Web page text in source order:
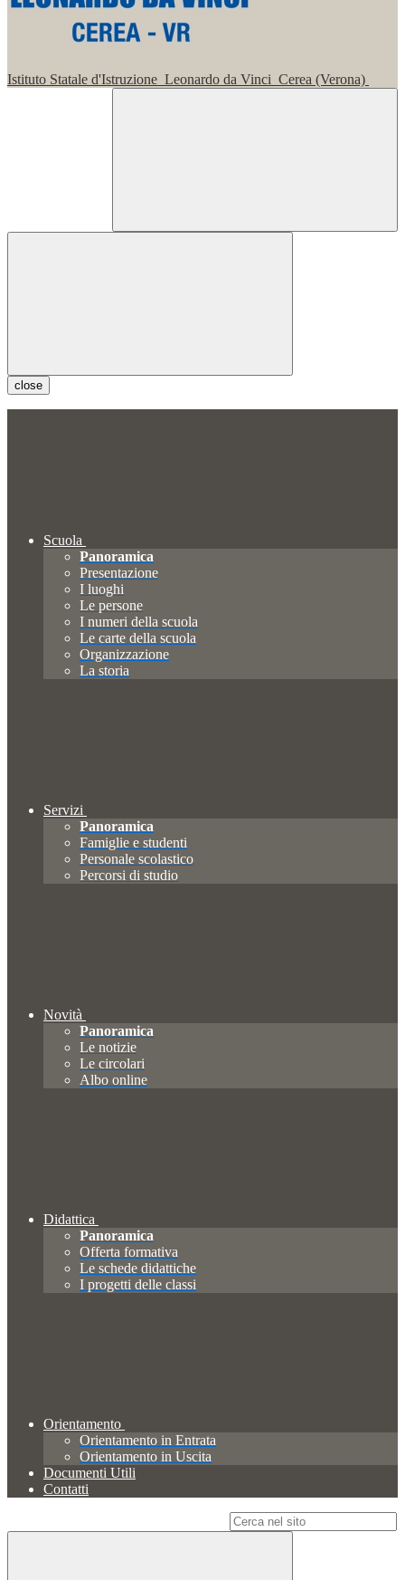
Istituto Statale d'Istruzione Leonardo da Vinci Cerea (Verona)
close
Scuola
Panoramica
Presentazione
I luoghi
Le persone
I numeri della scuola
Le carte della scuola
Organizzazione
La storia
Servizi
Panoramica
Famiglie e studenti
Personale scolastico
Percorsi di studio
Novità
Panoramica
Le notizie
Le circolari
Albo online
Didattica
Panoramica
Offerta formativa
Le schede didattiche
I progetti delle classi
Orientamento
Orientamento in Entrata
Orientamento in Uscita
Documenti Utili
Contatti